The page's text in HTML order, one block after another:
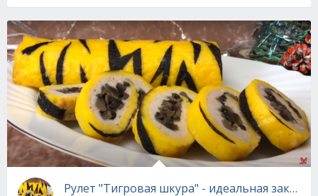
Рулет "Тигровая шкура" - идеальная